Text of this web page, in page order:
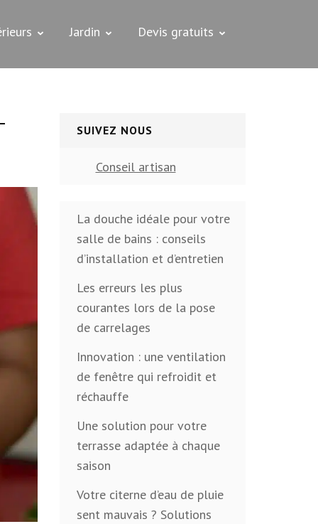
Jardin Devis gratuits
SUIVEZ NOUS
Conseil artisan
La douche idéale pour votre
salle de bains : conseils
d’installation et d’entretien
Les erreurs les plus
courantes lors de la pose
de carrelages
Innovation : une ventilation
de fenêtre qui refroidit et
réchauffe
Une solution pour votre
terrasse adaptée à chaque
saison
Votre citerne d’eau de pluie
sent mauvais ? Solutions